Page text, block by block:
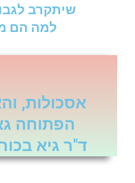
שיתקרב
למה הם
אסכולות,
הפתוחה
ד"ר גיא